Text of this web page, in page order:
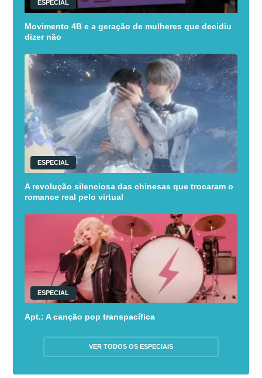
ESPECIAL
Movimento 4B e a geração de mulheres que decidiu
dizer não
ESPECIAL
A revolução silenciosa das chinesas que trocaram o
romance real pelo virtual
ESPECIAL
Apt.: A canção pop transpacífica
VER TODOS OS ESPECIAIS